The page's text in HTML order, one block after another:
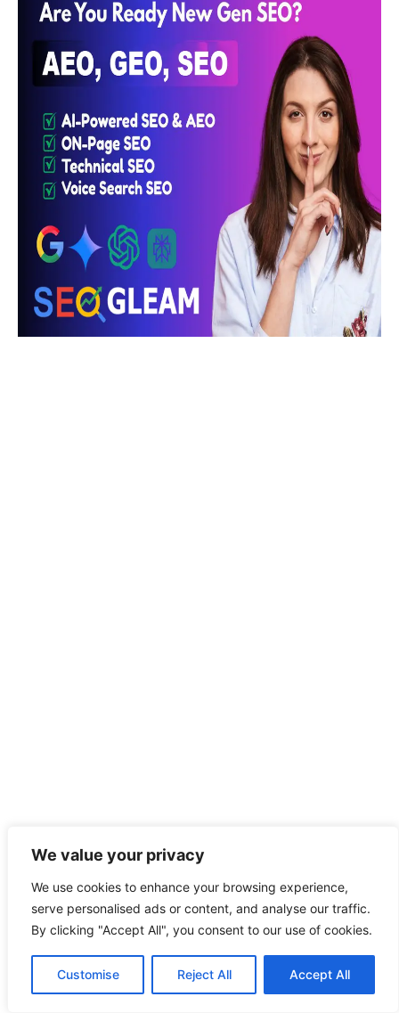
We value your privacy
We use cookies to enhance your browsing experience,
serve personalised ads or content, and analyse our traffic.
By clicking "Accept All", you consent to our use of cookies.
Customise Reject All Accept All